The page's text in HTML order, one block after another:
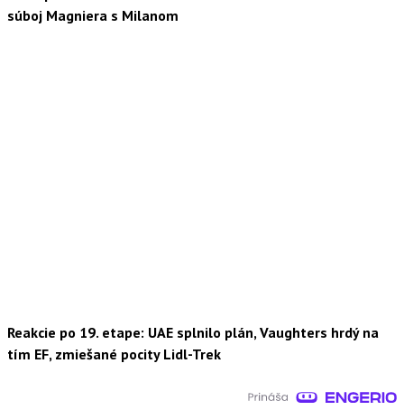
súboj Magniera s Milanom
Reakcie po 19. etape: UAE splnilo plán, Vaughters hrdý na
tím EF, zmiešané pocity Lidl-Trek